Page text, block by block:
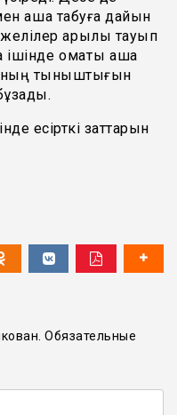
ақша табуға дайын
арқылы тауып
қомақты ақша
тыныштығын
есірткі заттарын
Обязательные